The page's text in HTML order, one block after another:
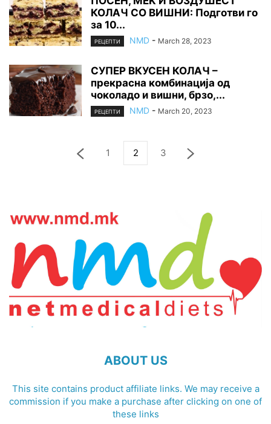
КОЛАЧ СО ВИШНИ: Подготви го
за 10...
РЕЦЕПТИ NMD - March 28, 2023
СУПЕР ВКУСЕН КОЛАЧ –
прекрасна комбинација од
чоколадо и вишни, брзо,...
РЕЦЕПТИ NMD - March 20, 2023
1 2 3
ABOUT US
This site contains product affiliate links. We may receive a
commission if you make a purchase after clicking on one of
these links